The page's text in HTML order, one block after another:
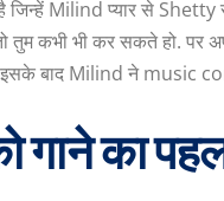
Milind प्यार से Shetty
तुम कभी भी कर सकते हो. पर
बाद Milind ने music
गाने का